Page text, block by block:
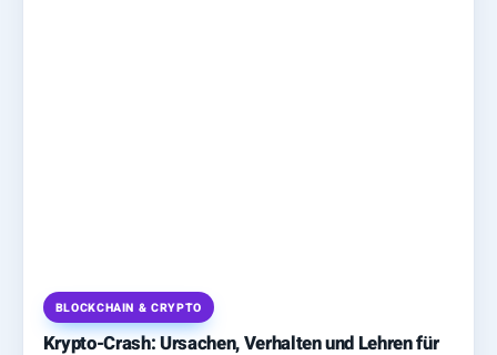
BLOCKCHAIN & CRYPTO
Krypto-Crash: Ursachen, Verhalten und Lehren für